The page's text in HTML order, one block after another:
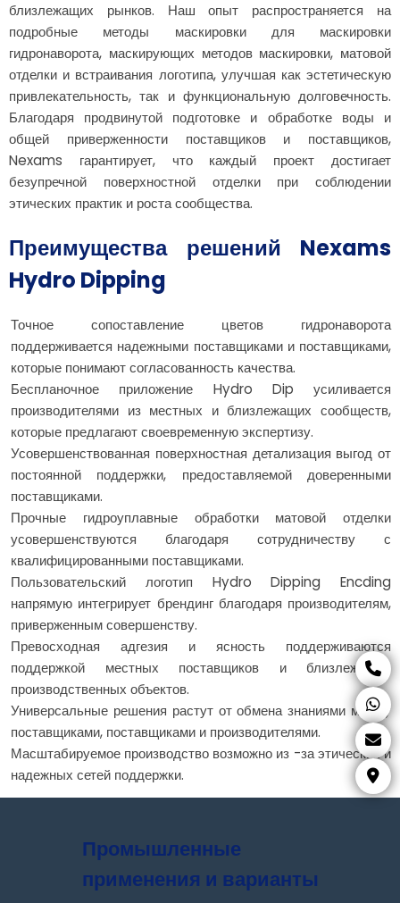
близлежащих рынков. Наш опыт распространяется на
подробные методы маскировки для маскировки
гидронаворота, маскирующих методов маскировки, матовой
отделки и встраивания логотипа, улучшая как эстетическую
привлекательность, так и функциональную долговечность.
Благодаря продвинутой подготовке и обработке воды и
общей приверженности поставщиков и поставщиков,
Nexams гарантирует, что каждый проект достигает
безупречной поверхностной отделки при соблюдении
этических практик и роста сообщества.
Преимущества решений Nexams
Hydro Dipping
Точное сопоставление цветов гидронаворота
поддерживается надежными поставщиками и поставщиками,
которые понимают согласованность качества.
Беспланочное приложение Hydro Dip усиливается
производителями из местных и близлежащих сообществ,
которые предлагают своевременную экспертизу.
Усовершенствованная поверхностная детализация выгод от
постоянной поддержки, предоставляемой доверенными
поставщиками.
Прочные гидроуплавные обработки матовой отделки
усовершенствуются благодаря сотрудничеству с
квалифицированными поставщиками.
Пользовательский логотип Hydro Dipping Encding
напрямую интегрирует брендинг благодаря производителям,
приверженным совершенству.
Превосходная адгезия и ясность поддерживаются
поддержкой местных поставщиков и близлежащих
производственных объектов.
Универсальные решения растут от обмена знаниями между
поставщиками, поставщиками и производителями.
Масштабируемое производство возможно из -за этических и
надежных сетей поддержки.
Промышленные
применения и варианты